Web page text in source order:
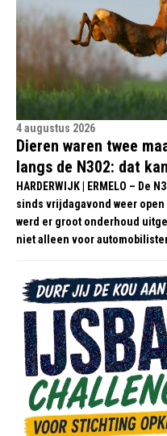
4 augustus 2026
Dieren waren twee
langs de N302: dat
HARDERWIJK | ERMELO – De
sinds vrijdagavond weer
werd er groot onderhoud
niet alleen voor